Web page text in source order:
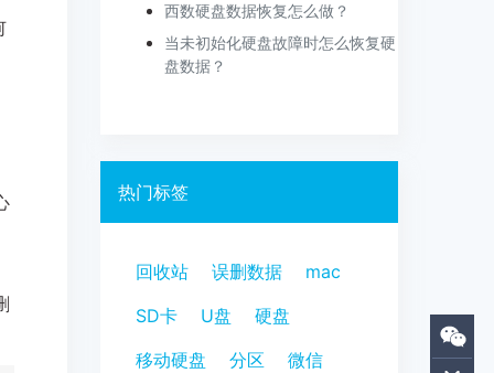
西数硬盘数据恢复怎么做？
当未初始化硬盘故障时怎么恢复硬
盘数据？
热门标签
回收站 误删数据
mac
SD卡
U盘
硬盘
移动硬盘
分区
微信